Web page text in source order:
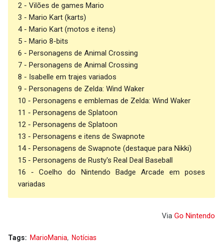
2 - Vilões de games Mario
3 - Mario Kart (karts)
4 - Mario Kart (motos e itens)
5 - Mario 8-bits
6 - Personagens de Animal Crossing
7 - Personagens de Animal Crossing
8 - Isabelle em trajes variados
9 - Personagens de Zelda: Wind Waker
10 - Personagens e emblemas de Zelda: Wind Waker
11 - Personagens de Splatoon
12 - Personagens de Splatoon
13 - Personagens e itens de Swapnote
14 - Personagens de Swapnote (destaque para Nikki)
15 - Personagens de Rusty's Real Deal Baseball
16 - Coelho do Nintendo Badge Arcade em poses
variadas
Via Go Nintendo
Tags: MarioMania Notícias